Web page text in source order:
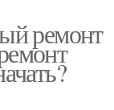
ремонт